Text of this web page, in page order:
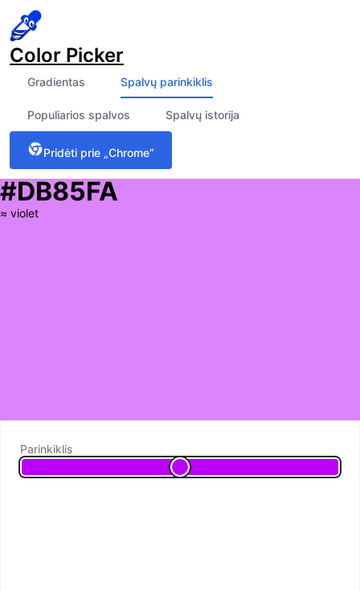
Color Picker
Gradientas Spalvų parinkiklis
Populiarios spalvos Spalvų istorija
Pridėti prie „Chrome“
#DB85FA
≈ violet
Parinkiklis